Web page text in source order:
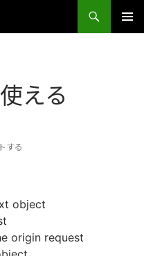
える
する
object
origin request